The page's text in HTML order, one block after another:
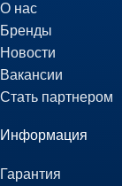
О нас
Бренды
Новости
Вакансии
Стать партнером
Информация
Гарантия